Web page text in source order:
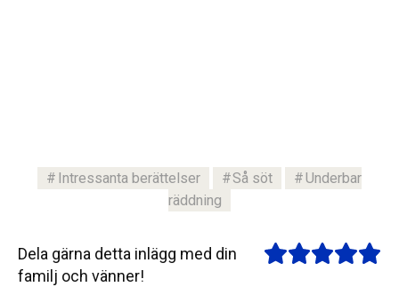
Intressanta berättelser Så söt
Underbar
räddning
Dela gärna detta inlägg med din
familj och vänner!